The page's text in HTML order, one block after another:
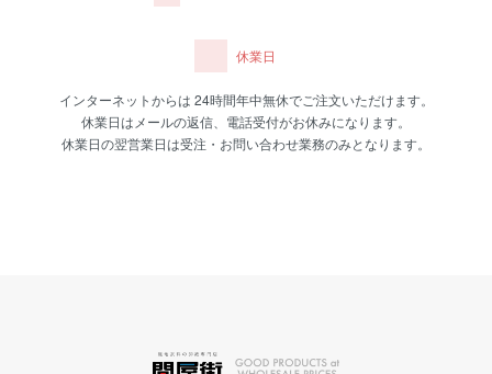
休業日
インターネットからは 24時間年中無休でご注文いただけます。
休業日はメールの返信、電話受付がお休みになります。
休業日の翌営業日は受注・お問い合わせ業務のみとなります。